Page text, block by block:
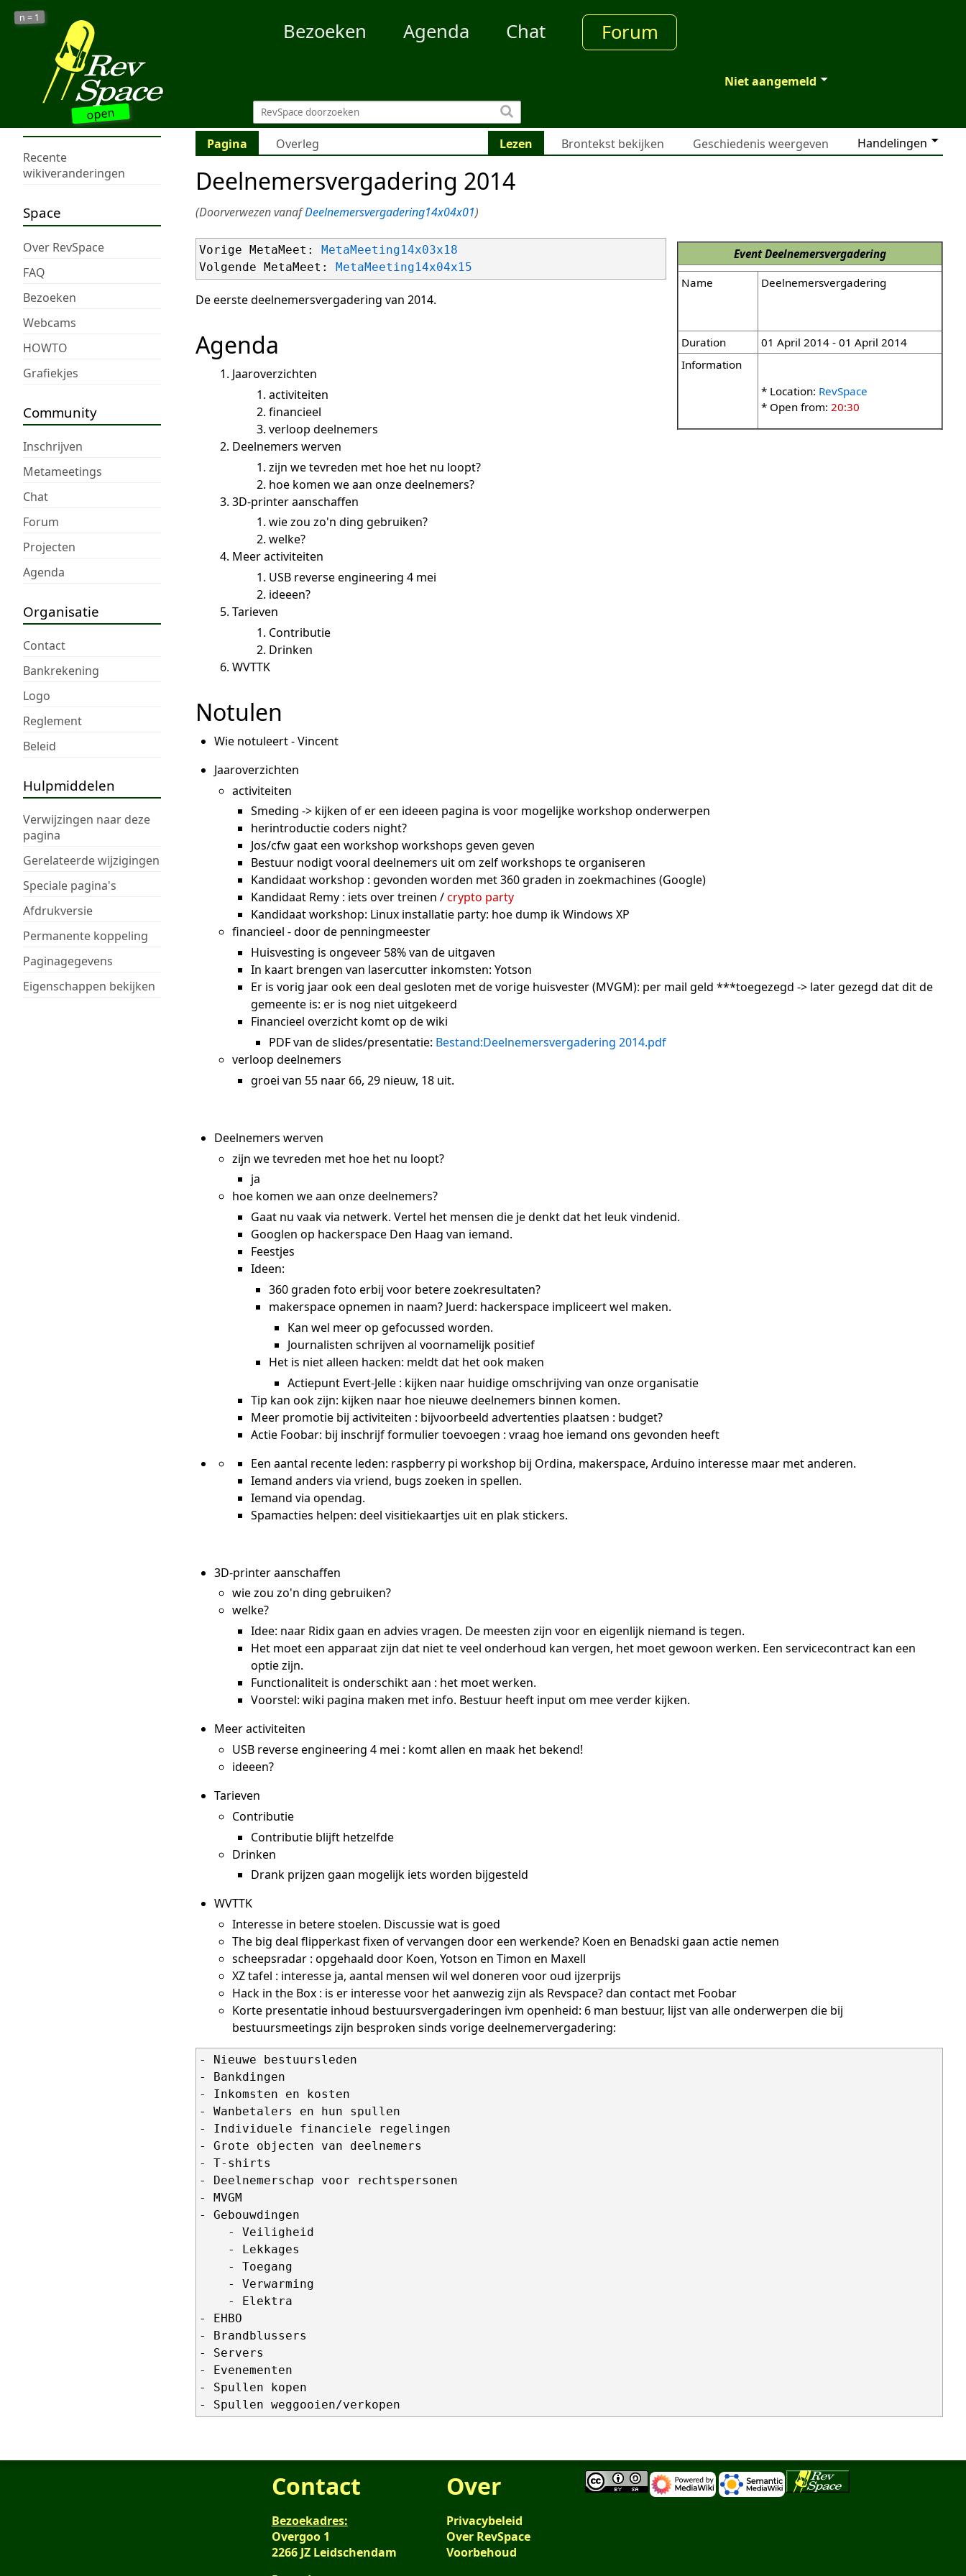
open
n = 1
Bezoeken Agenda Chat Forum
Niet aangemeld
Recente
wikiveranderingen
Space
Over RevSpace
FAQ
Bezoeken
Webcams
HOWTO
Grafiekjes
Community
Inschrijven
Metameetings
Chat
Forum
Projecten
Agenda
Organisatie
Contact
Bankrekening
Logo
Reglement
Beleid
Hulpmiddelen
Verwijzingen naar deze
pagina
Gerelateerde wijzigingen
Speciale pagina's
Afdrukversie
Permanente koppeling
Paginagegevens
Eigenschappen bekijken
Pagina Overleg Handelingen
Lezen Brontekst bekijken Geschiedenis weergeven
Deelnemersvergadering 2014
(Doorverwezen vanafDeelnemersvergadering14x04x01)
EventDeelnemersvergadering
Name
Deelnemersvergadering
Duration
01 April 2014 - 01 April 2014
Information
* Location: RevSpace
* Open from: 20:30
Vorige MetaMeet:
MetaMeeting14x03x18
Volgende MetaMeet:
MetaMeeting14x04x15
De eerste deelnemersvergadering van 2014.
Agenda
Jaaroverzichten
activiteiten
financieel
verloop deelnemers
Deelnemers werven
zijn we tevreden met hoe het nu loopt?
hoe komen we aan onze deelnemers?
3D-printer aanschaffen
wie zou zo'n ding gebruiken?
welke?
Meer activiteiten
USB reverse engineering 4 mei
ideeen?
Tarieven
Contributie
Drinken
WVTTK
Notulen
Wie notuleert - Vincent
Jaaroverzichten
activiteiten
Smeding -> kijken of er een ideeen pagina is voor mogelijke workshop onderwerpen
herintroductie coders night?
Jos/cfw gaat een workshop workshops geven geven
Bestuur nodigt vooral deelnemers uit om zelf workshops te organiseren
Kandidaat workshop : gevonden worden met 360 graden in zoekmachines (Google)
Kandidaat Remy : iets over treinen /crypto party
Kandidaat workshop: Linux installatie party: hoe dump ik Windows XP
financieel - door de penningmeester
Huisvesting is ongeveer 58% van de uitgaven
In kaart brengen van lasercutter inkomsten: Yotson
Er is vorig jaar ook een deal gesloten met de vorige huisvester (MVGM): per mail geld ***toegezegd -> later gezegd dat dit de
gemeente is: er is nog niet uitgekeerd
Financieel overzicht komt op de wiki
PDF van de slides/presentatie: Bestand:Deelnemersvergadering 2014.pdf
verloop deelnemers
groei van 55 naar 66, 29 nieuw, 18 uit.
Deelnemers werven
zijn we tevreden met hoe het nu loopt?
ja
hoe komen we aan onze deelnemers?
Gaat nu vaak via netwerk. Vertel het mensen die je denkt dat het leuk vindenid.
Googlen op hackerspace Den Haag van iemand.
Feestjes
Ideen:
360 graden foto erbij voor betere zoekresultaten?
makerspace opnemen in naam? Juerd: hackerspace impliceert wel maken.
Kan wel meer op gefocussed worden.
Journalisten schrijven al voornamelijk positief
Het is niet alleen hacken: meldt dat het ook maken
Actiepunt Evert-Jelle : kijken naar huidige omschrijving van onze organisatie
Tip kan ook zijn: kijken naar hoe nieuwe deelnemers binnen komen.
Meer promotie bij activiteiten : bijvoorbeeld advertenties plaatsen : budget?
Actie Foobar: bij inschrijf formulier toevoegen : vraag hoe iemand ons gevonden heeft
Een aantal recente leden: raspberry pi workshop bij Ordina, makerspace, Arduino interesse maar met anderen.
Iemand anders via vriend, bugs zoeken in spellen.
Iemand via opendag.
Spamacties helpen: deel visitiekaartjes uit en plak stickers.
3D-printer aanschaffen
wie zou zo'n ding gebruiken?
welke?
Idee: naar Ridix gaan en advies vragen. De meesten zijn voor en eigenlijk niemand is tegen.
Het moet een apparaat zijn dat niet te veel onderhoud kan vergen, het moet gewoon werken. Een servicecontract kan een
optie zijn.
Functionaliteit is onderschikt aan : het moet werken.
Voorstel: wiki pagina maken met info. Bestuur heeft input om mee verder kijken.
Meer activiteiten
USB reverse engineering 4 mei : komt allen en maak het bekend!
ideeen?
Tarieven
Contributie
Contributie blijft hetzelfde
Drinken
Drank prijzen gaan mogelijk iets worden bijgesteld
WVTTK
Interesse in betere stoelen. Discussie wat is goed
The big deal flipperkast fixen of vervangen door een werkende? Koen en Benadski gaan actie nemen
scheepsradar : opgehaald door Koen, Yotson en Timon en Maxell
XZ tafel : interesse ja, aantal mensen wil wel doneren voor oud ijzerprijs
Hack in the Box : is er interesse voor het aanwezig zijn als Revspace? dan contact met Foobar
Korte presentatie inhoud bestuursvergaderingen ivm openheid: 6 man bestuur, lijst van alle onderwerpen die bij
bestuursmeetings zijn besproken sinds vorige deelnemervergadering:
- Nieuwe bestuursleden
- Bankdingen
- Inkomsten en kosten
- Wanbetalers en hun spullen
- Individuele financiele regelingen
- Grote objecten van deelnemers
- T-shirts
- Deelnemerschap voor rechtspersonen
- MVGM
- Gebouwdingen
    - Veiligheid
    - Lekkages
    - Toegang
    - Verwarming
    - Elektra
- EHBO
- Brandblussers
- Servers
- Evenementen
- Spullen kopen
Contact
Bezoekadres:
Overgoo 1
2266 JZ Leidschendam
Over
Privacybeleid
Over RevSpace
Voorbehoud